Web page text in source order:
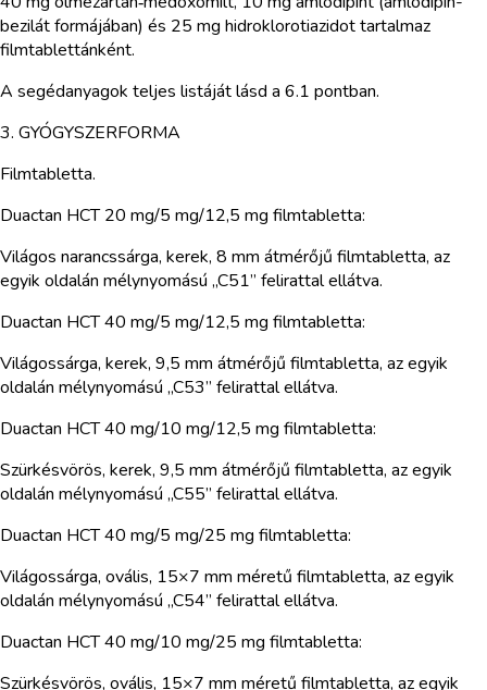
bezilát formájában) és 25 mg hidroklorotiazidot tartalmaz
filmtablettánként.
A segédanyagok teljes listáját lásd a 6.1 pontban.
3. GYÓGYSZERFORMA
Filmtabletta.
Duactan HCT 20 mg/5 mg/12,5 mg filmtabletta:
Világos narancssárga, kerek, 8 mm átmérőjű filmtabletta, az
egyik oldalán mélynyomású „C51” felirattal ellátva.
Duactan HCT 40 mg/5 mg/12,5 mg filmtabletta:
Világossárga, kerek, 9,5 mm átmérőjű filmtabletta, az egyik
oldalán mélynyomású „C53” felirattal ellátva.
Duactan HCT 40 mg/10 mg/12,5 mg filmtabletta:
Szürkésvörös, kerek, 9,5 mm átmérőjű filmtabletta, az egyik
oldalán mélynyomású „C55” felirattal ellátva.
Duactan HCT 40 mg/5 mg/25 mg filmtabletta:
Világossárga, ovális, 15×7 mm méretű filmtabletta, az egyik
oldalán mélynyomású „C54” felirattal ellátva.
Duactan HCT 40 mg/10 mg/25 mg filmtabletta:
Szürkésvörös, ovális, 15×7 mm méretű filmtabletta, az egyik